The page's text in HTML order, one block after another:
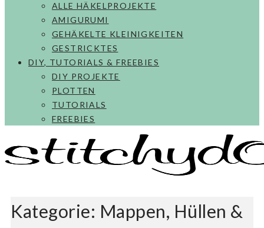
ALLE HÄKELPROJEKTE
AMIGURUMI
GEHÄKELTE KLEINIGKEITEN
GESTRICKTES
DIY, TUTORIALS & FREEBIES
DIY PROJEKTE
PLOTTEN
TUTORIALS
FREEBIES
stitchydoo
Kategorie: Mappen, Hüllen &